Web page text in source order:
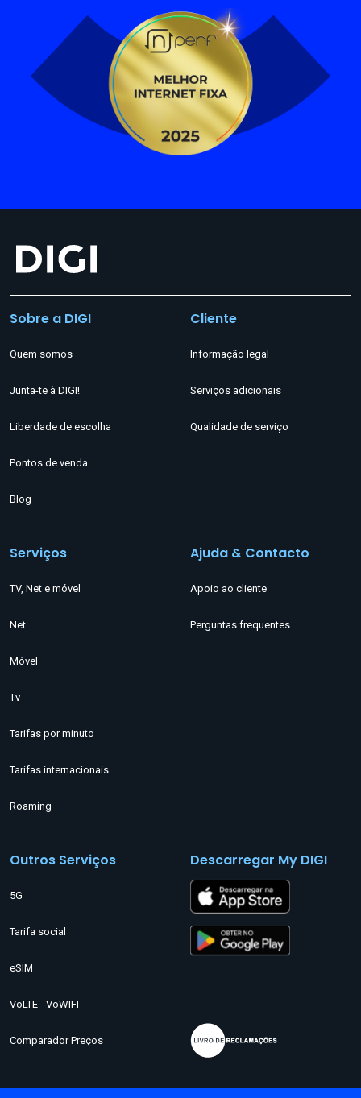
Sobre a DIGI
Quem somos
Junta-te à DIGI!
Liberdade de escolha
Pontos de venda
Blog
Cliente
Informação legal
Serviços adicionais
Qualidade de serviço
Serviços
TV, Net e móvel
Net
Móvel
Tv
Tarifas por minuto
Tarifas internacionais
Roaming
Ajuda & Contacto
Apoio ao cliente
Perguntas frequentes
Outros Serviços
5G
Tarifa social
eSIM
VoLTE - VoWIFI
Comparador Preços
Descarregar My DIGI